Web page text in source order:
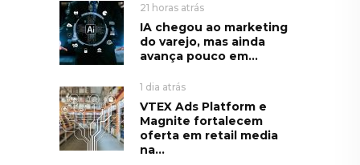
21 horas atrás
IA chegou ao marketing
do varejo, mas ainda
avança pouco em...
1 dia atrás
VTEX Ads Platform e
Magnite fortalecem
oferta em retail media
na...